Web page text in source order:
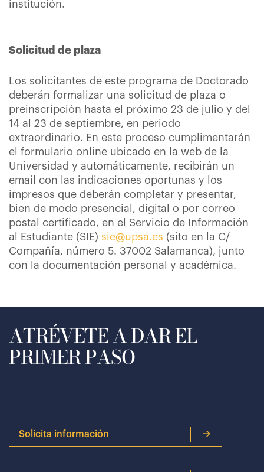
institución.
Solicitud de plaza
Los solicitantes de este programa de Doctorado
deberán formalizar una solicitud de plaza o
preinscripción hasta el próximo 23 de julio y del
14 al 23 de septiembre, en periodo
extraordinario. En este proceso cumplimentarán
el formulario online ubicado en la web de la
Universidad y automáticamente, recibirán un
email con las indicaciones oportunas y los
impresos que deberán completar y presentar,
bien de modo presencial, digital o por correo
postal certificado, en el Servicio de Información
al Estudiante (SIE) sie@upsa.es (sito en la C/
Compañía, número 5. 37002 Salamanca), junto
con la documentación personal y académica.
ATRÉVETE A DAR EL
PRIMER PASO
Solicita información